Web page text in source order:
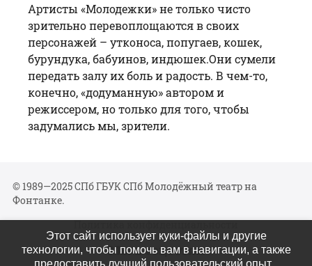
Артисты «Молодежки» не только чисто
зрительно перевоплощаются в своих
персонажей – утконоса, попугаев, кошек,
бурундука, бабуинов, индюшек.Они сумели
передать залу их боль и радость. В чем-то,
конечно, «додуманную» автором и
режиссером, но только для того, чтобы
задумались мы, зрители.
© 1989—2025 СПб ГБУК СПб Молодёжный театр на
Фонтанке.
Политика конфиденциальности
Мы в соцсетях
Этот сайт использует куки-файлы и другие
технологии, чтобы помочь вам в навигации, а также
предоставить лучший пользовательский опыт.